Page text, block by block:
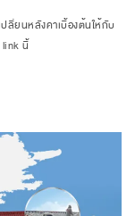
ลี่ยนหลังคาเบื้องต้นให้กับ
link นี้